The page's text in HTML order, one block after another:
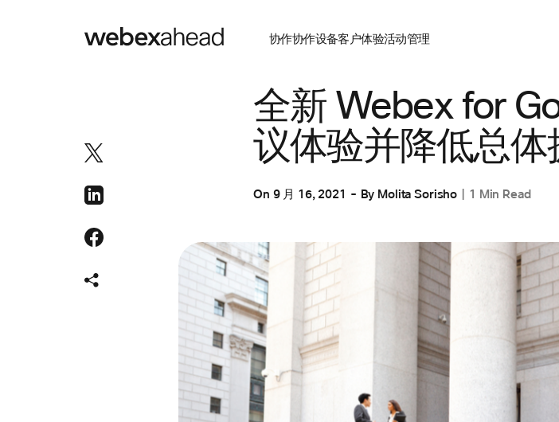
协作协作设备客户体验活动管理
全新 Webex for
议体验并降低总体
On 9 月 16, 2021 By Molita Sorisho 1 Min Read